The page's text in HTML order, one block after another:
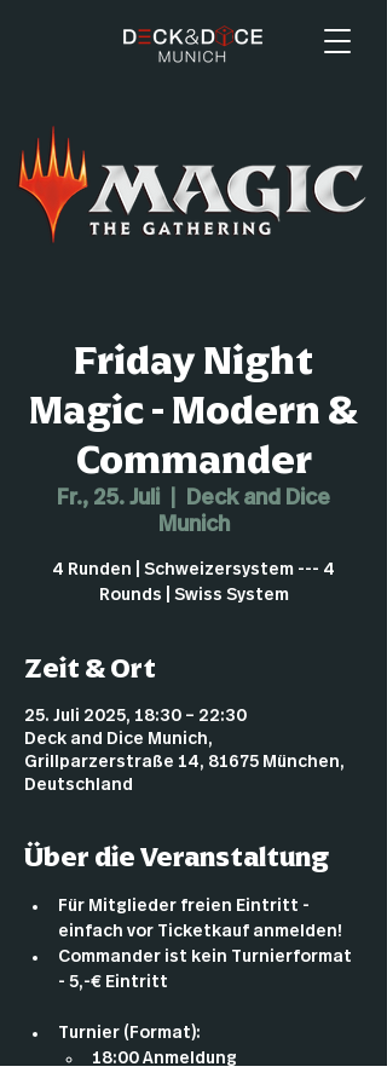
Friday Night
Magic - Modern &
Commander
Fr., 25. Juli
Deck and Dice
Munich
4 Runden | Schweizersystem --- 4
Rounds | Swiss System
Zeit & Ort
25. Juli 2025, 18:30 – 22:30
Deck and Dice Munich,
Grillparzerstraße 14, 81675 München,
Deutschland
Über die Veranstaltung
Für Mitglieder freien Eintritt -
einfach vor Ticketkauf anmelden!
Commander ist kein Turnierformat
- 5,-€ Eintritt
Turnier (Format):
18:00 Anmeldung